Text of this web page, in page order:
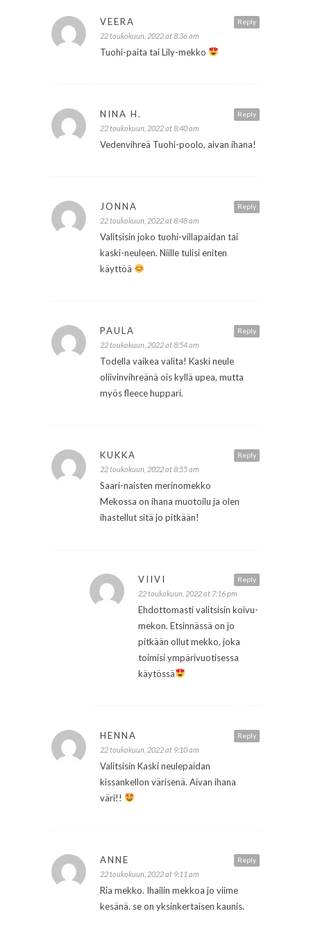
Reply
VEERA
22 toukokuun, 2022 at 8:36 am
Tuohi-paita tai Lily-mekko
Reply
NINA H.
22 toukokuun, 2022 at 8:40 am
Vedenvihreä Tuohi-poolo, aivan ihana!
Reply
JONNA
22 toukokuun, 2022 at 8:48 am
Valitsisin joko tuohi-villapaidan tai
kaski-neuleen. Niille tulisi eniten
käyttöä
Reply
PAULA
22 toukokuun, 2022 at 8:54 am
Todella vaikea valita! Kaski neule
oliivinvihreänä ois kyllä upea, mutta
myös fleece huppari.
Reply
KUKKA
22 toukokuun, 2022 at 8:55 am
Saari-naisten merinomekko
Mekossa on ihana muotoilu ja olen
ihastellut sitä jo pitkään!
Reply
VIIVI
22 toukokuun, 2022 at 7:16 pm
Ehdottomasti valitsisin koivu-
mekon. Etsinnässä on jo
pitkään ollut mekko, joka
toimisi ympärivuotisessa
käytössä
Reply
HENNA
22 toukokuun, 2022 at 9:10 am
Valitsisin Kaski neulepaidan
kissankellon värisenä. Aivan ihana
väri!!
Reply
ANNE
22 toukokuun, 2022 at 9:11 am
Ria mekko. Ihailin mekkoa jo viime
kesänä. se on yksinkertaisen kaunis.